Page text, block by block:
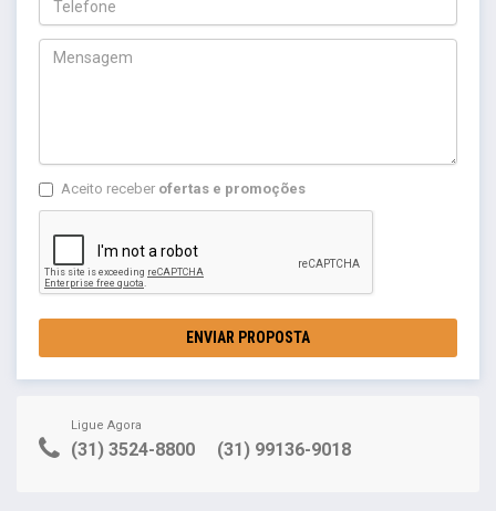
Aceito receber ofertas e promoções
ENVIAR PROPOSTA
Ligue Agora
(31) 3524-8800 (31) 99136-9018